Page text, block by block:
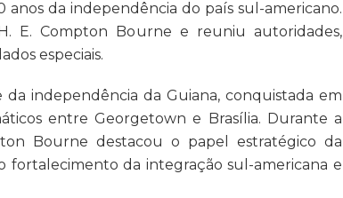
da independência do país sul-americano.
E. Compton Bourne e reuniu autoridades,
especiais.
independência da Guiana, conquistada em
entre Georgetown e Brasília. Durante a
Bourne destacou o papel estratégico da
fortalecimento da integração sul-americana e